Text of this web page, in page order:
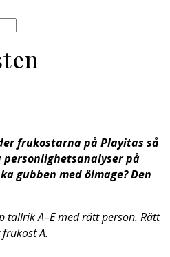
frukostarna på Playitas så
personlighetsanalyser på
gubben med ölmage? Den
tallrik A–E med rätt person. Rätt
A.